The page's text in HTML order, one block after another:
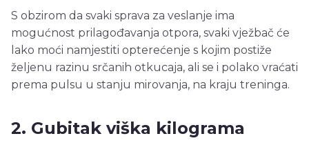
S obzirom da svaki sprava za veslanje ima
mogućnost prilagođavanja otpora, svaki vježbač će
lako moći namjestiti opterećenje s kojim postiže
željenu razinu srčanih otkucaja, ali se i polako vraćati
prema pulsu u stanju mirovanja, na kraju treninga.
2. Gubitak viška kilograma